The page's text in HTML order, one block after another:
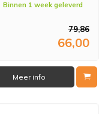
Binnen 1 week geleverd
79,86
66,00
Meer info